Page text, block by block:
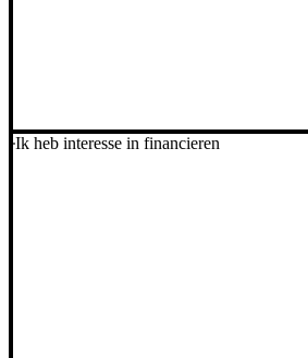
Ik heb interesse in financieren